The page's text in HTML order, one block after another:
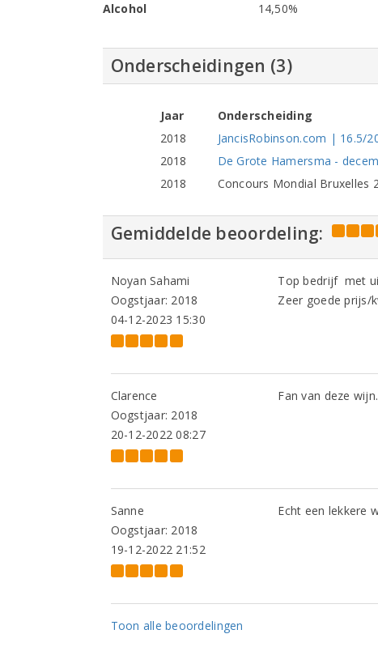
Alcohol
14,50%
Onderscheidingen (3)
Jaar
Onderscheiding
2018
JancisRobinson.com | 16.5/
2018
De Grote Hamersma -
2018
Concours Mondial Bruxelles
Gemiddelde beoordeling:
Noyan Sahami
Oogstjaar: 2018
04-12-2023 15:30
Top bedrijf met
Zeer goede prijs/
Clarence
Oogstjaar: 2018
20-12-2022 08:27
Fan van deze
Sanne
Oogstjaar: 2018
19-12-2022 21:52
Echt een lekkere
Toon alle beoordelingen